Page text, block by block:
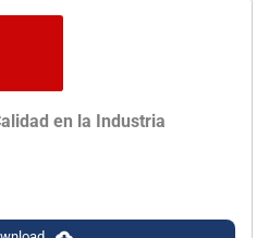
en la Industria